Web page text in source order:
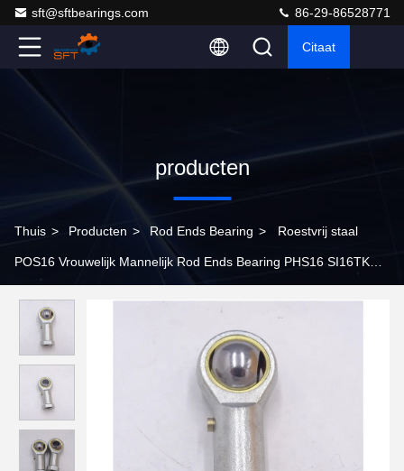
sft@sftbearings.com 86-29-86528771
Citaat
producten
Thuis > Producten > Rod Ends Bearing > Roestvrij staal
POS16 Vrouwelijk Mannelijk Rod Ends Bearing PHS16 SI16TK